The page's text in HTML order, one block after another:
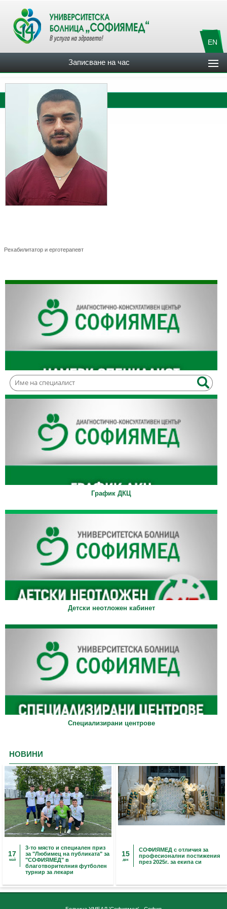
EN
Записване на час
Рехабилитатор и ерготерапевт
График ДКЦ
Детски неотложен кабинет
Специализирани центрове
НОВИНИ
17
май
3-то място и специален приз
за "Любимец на публиката" за
"СОФИЯМЕД" в
благотворителния футболен
турнир за лекари
15
дек
СОФИЯМЕД с отличия за
професионални постижения
през 2025г. за екипа си